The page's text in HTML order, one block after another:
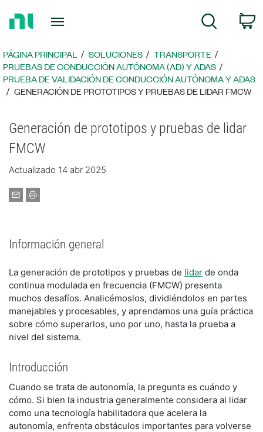
página
principal
Búsqueda
PÁGINA PRINCIPAL SOLUCIONES
TRANSPORTE
PRUEBAS DE CONDUCCIÓN AUTÓNOMA (AD) Y ADAS
PRUEBA DE VALIDACIÓN DE CONDUCCIÓN AUTÓNOMA Y ADAS
GENERACIÓN DE PROTOTIPOS Y PRUEBAS DE LIDAR FMCW
Generación de prototipos y pruebas de lidar
FMCW
Actualizado 14 abr 2025
Información general
​La generación de prototipos y pruebas de lidar de onda
continua modulada en frecuencia (FMCW) presenta
muchos desafíos. Analicémoslos, dividiéndolos en partes
manejables y procesables, y aprendamos una guía práctica
sobre cómo superarlos, uno por uno, hasta la prueba a
nivel del sistema.
Introducción
Cuando se trata de autonomía, la pregunta es cuándo y
cómo. Si bien la industria generalmente considera al lidar
como una tecnología habilitadora que acelera la
autonomía, enfrenta obstáculos importantes para volverse